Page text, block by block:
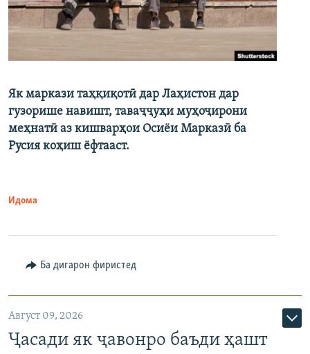
Як маркази таҳқиқотӣ дар Лаҳистон дар
гузорише навишт, таваҷҷуҳи муҳоҷирони
меҳнатӣ аз кишварҳои Осиёи Марказӣ ба
Русия коҳиш ёфтааст.
Идома
Ба дигарон фиристед
Август 09, 2026
Ҷасади як ҷавонро баъди ҳашт